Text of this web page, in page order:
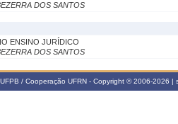
DOS SANTOS
ENSINO JURÍDICO
DOS SANTOS
/ Cooperação UFRN - Copyright © 2006-2026